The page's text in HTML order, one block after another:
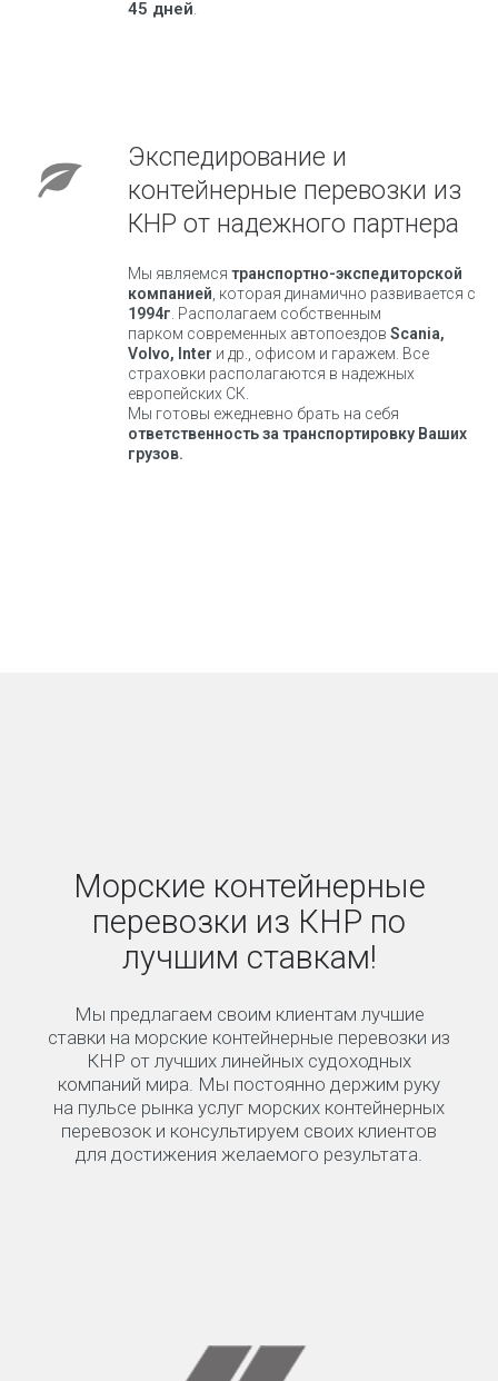
45 дней.
Экспедирование и
контейнерные перевозки из
КНР от надежного партнера
Мы являемся транспортно-экспедиторской
компанией , которая динамично развивается с
1994г . Располагаем собственным
парком современных автопоездов Scania,
Volvo, Inter и др., офисом и гаражем. Все
страховки располагаются в надежных
европейских СК.
Мы готовы ежедневно брать на себя
ответственность за транспортировку Ваших
грузов.
Морские контейнерные
перевозки из КНР по
лучшим ставкам!
Мы предлагаем своим клиентам лучшие
ставки на морские контейнерные перевозки из
КНР от лучших линейных судоходных
компаний мира. Мы постоянно держим руку
на пульсе рынка услуг морских контейнерных
перевозок и консультируем своих клиентов
для достижения желаемого результата.